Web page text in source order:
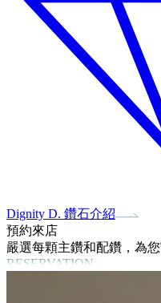
Dignity D. 鑽石介紹
預約來店
嚴選每顆主鑽和配鑽，為
RESERVATION